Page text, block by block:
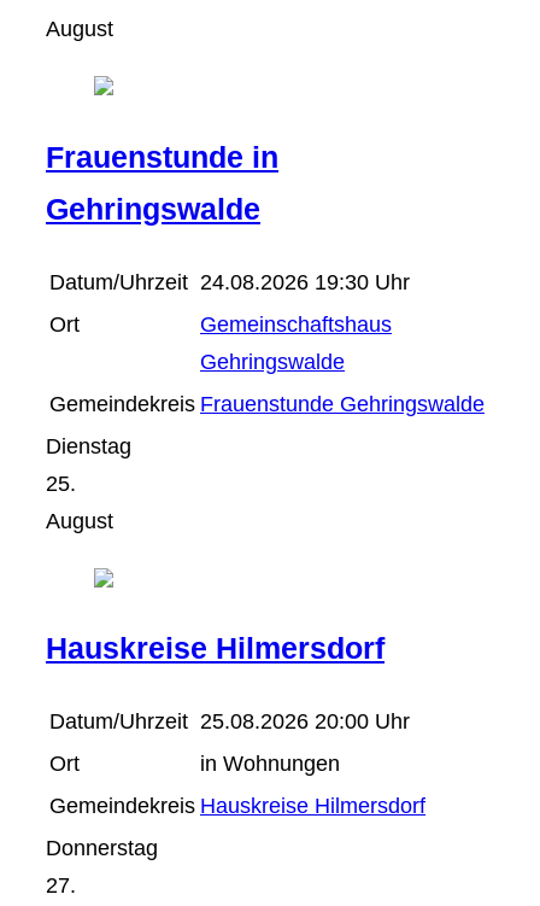
August
Frauenstunde in
Gehringswalde
Datum/Uhrzeit 24.08.2026 19:30 Uhr
Ort
Gemeinschaftshaus
Gehringswalde
Gemeindekreis Frauenstunde Gehringswalde
Dienstag
25.
August
Hauskreise Hilmersdorf
Datum/Uhrzeit 25.08.2026 20:00 Uhr
Ort
in Wohnungen
Gemeindekreis Hauskreise Hilmersdorf
Donnerstag
27.